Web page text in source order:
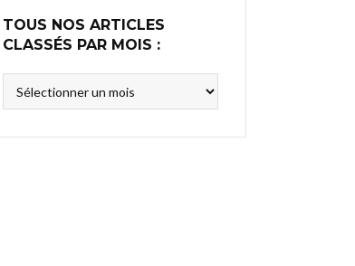
TOUS NOS ARTICLES
CLASSÉS PAR MOIS :
nos
classés